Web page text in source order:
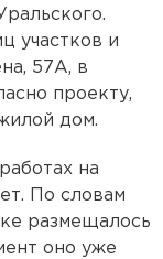
участков и
57А, в
проекту,
дом.
на
По словам
размещалось
оно уже